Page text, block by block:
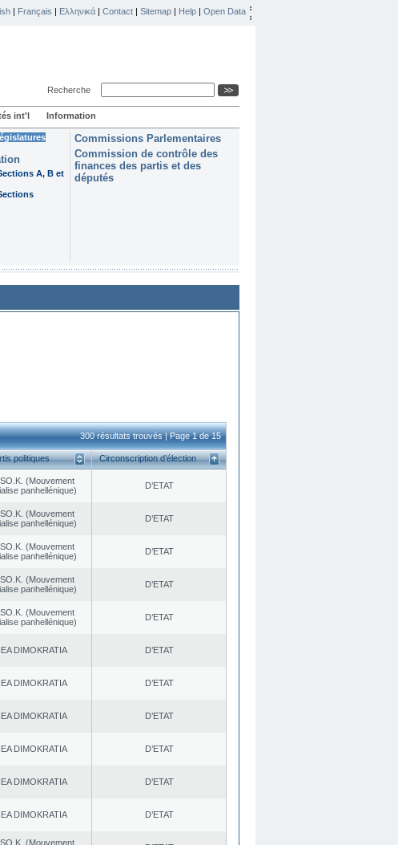
| Français | Ελληνικά | Contact | Sitemap | Help | Open Data
Recherche
int'l Information
A, B et
Commissions Parlementaires
Commission de contrôle des
finances des partis et des
députés
300 résultats trouvés | Page 1 de 15
politiques Circonscription d’élection
(Mouvement
panhellénique)
D’ETAT
(Mouvement
panhellénique)
D’ETAT
(Mouvement
panhellénique)
D’ETAT
(Mouvement
panhellénique)
D’ETAT
(Mouvement
panhellénique)
D’ETAT
DΙMOKRATIA D’ETAT
DΙMOKRATIA D’ETAT
DΙMOKRATIA D’ETAT
DΙMOKRATIA D’ETAT
DΙMOKRATIA D’ETAT
DΙMOKRATIA D’ETAT
(Mouvement